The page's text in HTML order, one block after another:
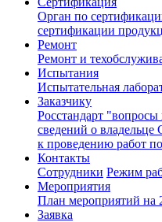
Орган по
сертификации
Ремонт
Ремонт и
Испытания
Испытательная
Заказчику
Росстандарт
сведений о
к проведению работ
Контакты
Сотрудники Режим
Мероприятия
План мероприятий на
Заявка